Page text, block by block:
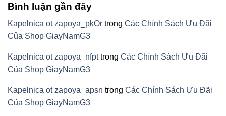
Bình luận gần đây
Kapelnica ot zapoya_pkOr trong Các Chính Sách Ưu Đãi
Của Shop GiayNamG3
Kapelnica ot zapoya_nfpttrong Các Chính Sách Ưu Đãi
Của Shop GiayNamG3
Kapelnica ot zapoya_apsn trong Các Chính Sách Ưu Đãi
Của Shop GiayNamG3